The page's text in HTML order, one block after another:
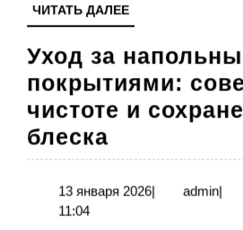
ЧИТАТЬ ДАЛЕЕЧИТАТЬ
ДАЛЕЕ
Уход за
покрытиями:
чистоте и
блеска
за
13 января 202613
| admin|
11:04